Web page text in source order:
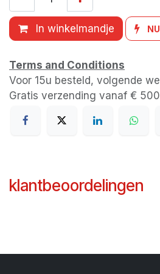
In winkelmandje
Terms and Conditions
Voor 15u besteld, volgende
Gratis verzending vanaf €
klantbeoordelingen